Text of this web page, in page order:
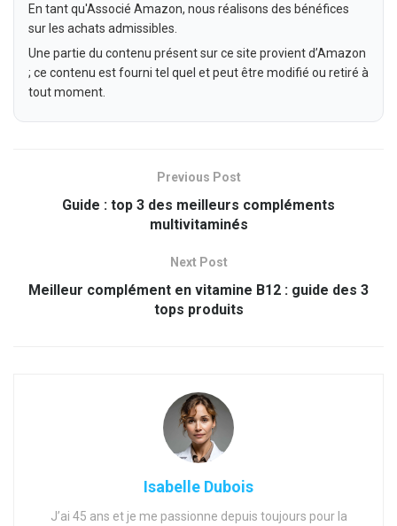
En tant qu'Associé Amazon, nous réalisons des bénéfices
sur les achats admissibles.
Une partie du contenu présent sur ce site provient d’Amazon
; ce contenu est fourni tel quel et peut être modifié ou retiré à
tout moment.
Previous Post
Guide : top 3 des meilleurs compléments
multivitaminés
Next Post
Meilleur complément en vitamine B12 : guide des 3
tops produits
Isabelle Dubois
J’ai 45 ans et je me passionne depuis toujours pour la